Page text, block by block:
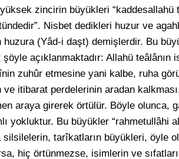
zincirin büyükleri “kaddesallahü
Nisbet dedikleri huzur ve
(Yâd-i daşt) demişlerdir. Bu
açıklanmaktadır: Allahü teâlânın
zuhûr etmesine yani kalbe, ruha
itibarat perdelerinin aradan
araya girerek örtülür. Böyle olunca,
yokluktur. Bu büyükler “rahmetullâhi
tarîkatların büyükleri, öyle
hiç örtünmezse, isimlerin ve